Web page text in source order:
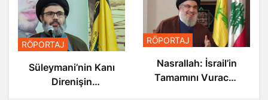
RÖPORTAJ
Nasrallah: İsrail’in
Tamamını Vuracak
Güçteyiz
RÖPORTAJ
Nasrallah: İsrail’in
Sonu Yakın